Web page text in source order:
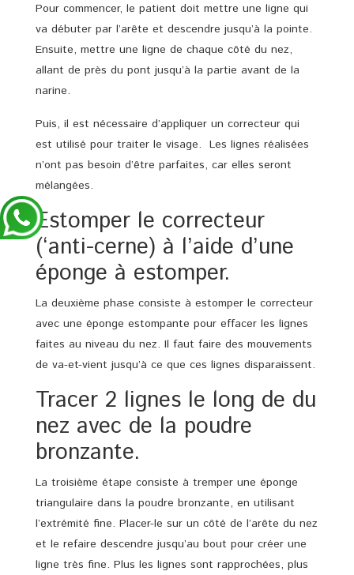
Pour commencer, le patient doit mettre une ligne qui
va débuter par l’arête et descendre jusqu’à la pointe.
Ensuite, mettre une ligne de chaque côté du nez,
allant de près du pont jusqu’à la partie avant de la
narine.
Puis, il est nécessaire d’appliquer un correcteur qui
est utilisé pour traiter le visage. Les lignes réalisées
n’ont pas besoin d’être parfaites, car elles seront
mélangées.
Estomper le correcteur
(‘anti-cerne) à l’aide d’une
éponge à estomper.
La deuxième phase consiste à estomper le correcteur
avec une éponge estompante pour effacer les lignes
faites au niveau du nez. Il faut faire des mouvements
de va-et-vient jusqu’à ce que ces lignes disparaissent.
Tracer 2 lignes le long de du
nez avec de la poudre
bronzante.
La troisième étape consiste à tremper une éponge
triangulaire dans la poudre bronzante, en utilisant
l’extrémité fine. Placer-le sur un côté de l’arête du nez
et le refaire descendre jusqu’au bout pour créer une
ligne très fine. Plus les lignes sont rapprochées, plus